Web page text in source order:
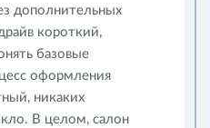
дополнительных
короткий,
базовые
оформления
никаких
В целом, салон